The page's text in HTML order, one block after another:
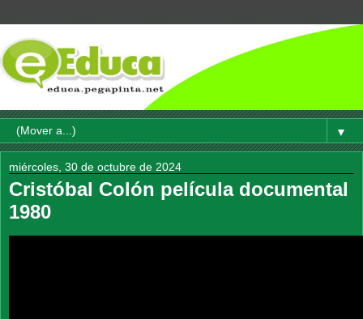
▼
miércoles, 30 de octubre de 2024
Cristóbal Colón película documental
1980